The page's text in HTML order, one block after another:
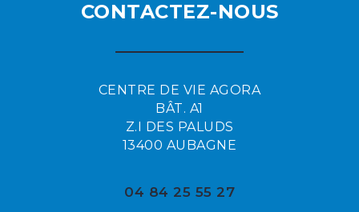
CONTACTEZ-NOUS
CENTRE DE VIE AGORA
BÂT. A1
Z.I DES PALUDS
13400 AUBAGNE
04 84 25 55 27